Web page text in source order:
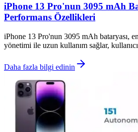
iPhone 13 Pro'nun 3095 mAh
Performans Özellikleri
iPhone 13 Pro'nun 3095 mAh bataryası,
yönetimi ile uzun kullanım sağlar,
Daha fazla bilgi edinin